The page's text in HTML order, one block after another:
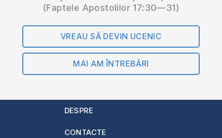
(Faptele Apostolilor 17:30—31)
VREAU SĂ DEVIN UCENIC
MAI AM ÎNTREBĂRI
DESPRE
CONTACTE